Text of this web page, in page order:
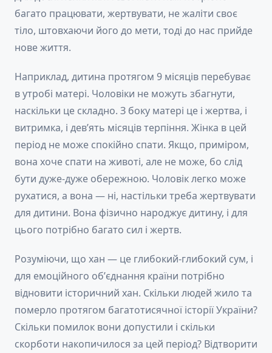
багато працювати, жертвувати, не жаліти своє
тіло, штовхаючи його до мети, тоді до нас прийде
нове життя.
Наприклад, дитина протягом 9 місяців перебуває
в утробі матері. Чоловіки не можуть збагнути,
наскільки це складно. З боку матері це і жертва, і
витримка, і дев’ять місяців терпіння. Жінка в цей
період не може спокійно спати. Якщо, приміром,
вона хоче спати на животі, але не може, бо слід
бути дуже-дуже обережною. Чоловік легко може
рухатися, а вона — ні, настільки треба жертвувати
для дитини. Вона фізично народжує дитину, і для
цього потрібно багато сил і жертв.
Розуміючи, що хан — це глибокий-глибокий сум, і
для емоційного обʼєднання країни потрібно
відновити історичний хан. Скільки людей жило та
померло протягом багатотисячної історії України?
Скільки помилок вони допустили і скільки
скорботи накопичилося за цей період? Відтворити